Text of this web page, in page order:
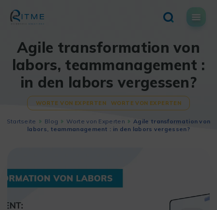
content
Agile transformation von
labors, teammanagement :
in den labors vergessen?
WORTE VON EXPERTEN WORTE VON EXPERTEN
Startseite Blog Worte von Experten
Agile transformation von
labors, teammanagement : in den labors vergessen?